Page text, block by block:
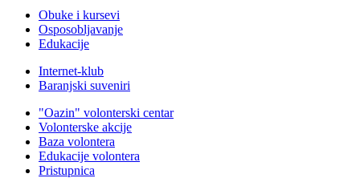
Obuke i kursevi
Osposobljavanje
Edukacije
Internet-klub
Baranjski suveniri
"Oazin" volonterski centar
Volonterske akcije
Baza volontera
Edukacije volontera
Pristupnica